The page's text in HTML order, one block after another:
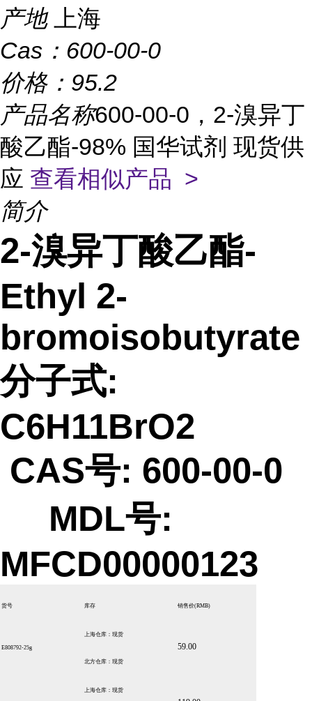
产地
上海
Cas： 600-00-0
价格： 95.2
产品名称600-00-0，2-溴异丁
酸乙酯-98% 国华试剂 现货供
应 查看相似产品 >
简介
2-溴异丁酸乙酯-
Ethyl 2-
bromoisobutyrate
分子式:
C6H11BrO2
CAS号: 600-00-0
MDL号:
MFCD00000123
货号 库存 销售价(RMB)
E808792-25g
上海仓库：现货
北方仓库：现货
59.00
上海仓库：现货